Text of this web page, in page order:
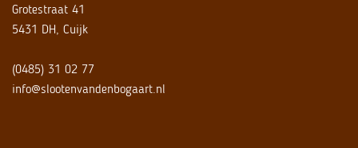
Grotestraat 41
5431 DH, Cuijk
(0485) 31 02 77
info@slootenvandenbogaart.nl